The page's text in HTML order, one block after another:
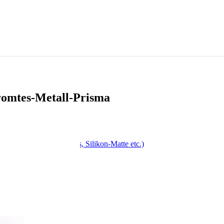
Drehspieß, Antihaft-Fass, Silikon-Matte etc.)
Metall-Prisma